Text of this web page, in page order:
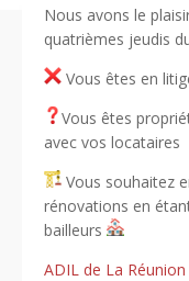
Nous avons le
quatrièmes jeudis
Vous êtes en
Vous êtes
avec vos locataires
Vous souhaitez
rénovations en
bailleurs
ADIL de La Réunion